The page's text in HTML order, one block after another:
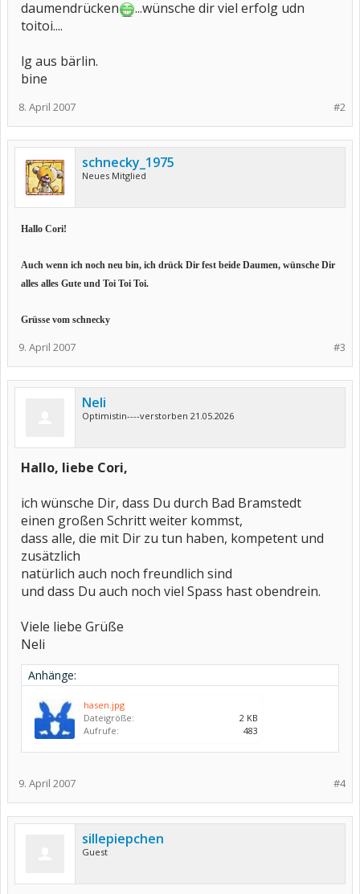
daumendrücken
...wünsche dir viel erfolg udn
toitoi....
lg aus bärlin.
bine
#2
8. April 2007
schnecky_1975
Neues Mitglied
Hallo Cori!
Auch wenn ich noch neu bin, ich drück Dir fest beide Daumen, wünsche Dir
alles alles Gute und Toi Toi Toi.
Grüsse vom schnecky
#3
9. April 2007
Neli
Optimistin----verstorben 21.05.2026
Hallo, liebe Cori,
ich wünsche Dir, dass Du durch Bad Bramstedt
einen großen Schritt weiter kommst,
dass alle, die mit Dir zu tun haben, kompetent und
zusätzlich
natürlich auch noch freundlich sind
und dass Du auch noch viel Spass hast obendrein.
Viele liebe Grüße
Neli
Anhänge:
hasen.jpg
Dateigröße:
2 KB
Aufrufe:
483
#4
9. April 2007
sillepiepchen
Guest